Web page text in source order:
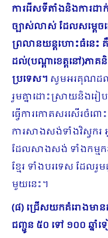
ការរើសទីតាំងនិងការដា
ច្បាស់លាស់ ដែលសម្ដេច
ព្រលានយន្តហោះធំនេះ
ដល់(បណ្តាខេត្តនៅ)ភាគ
ប្រទេស។ សូមអរគុណដល់
រួមគ្នាដោះស្រាយនិងរៀ
ធ្វើការកោតសរសើរចំពោ
ការសាងសង់ទាំងវិស្វករ
ដែលសាងសង់ ទាំងកម្ម
ខ្មែរ ទាំងបរទេស ដែល
មួយនេះ។
(៨) ជ្រើសយកគំរោងមាន
ជញ្ជូន ៥០ ទៅ ១០០ ឆ្នាំ